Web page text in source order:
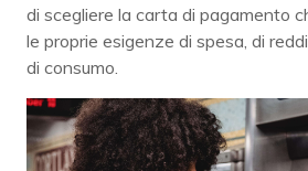
di scegliere la carta di pagamento
le proprie esigenze di spesa, di
di consumo.